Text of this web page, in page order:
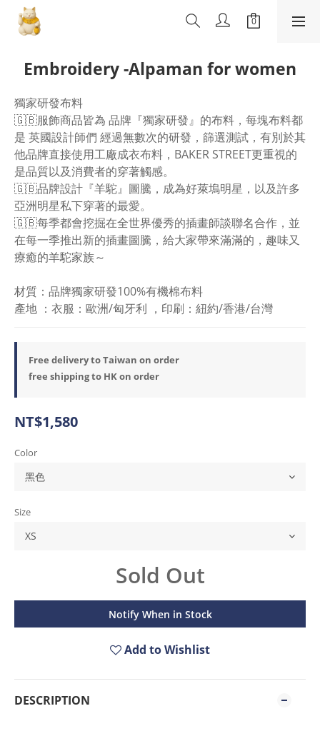
Embroidery -Alpaman for women
獨家研發布料
🇬🇧服飾商品皆為 品牌『獨家研發』的布料，每塊布料都
是 英國設計師們 經過無數次的研發，篩選測試，有別於其
他品牌直接使用工廠成衣布料，BAKER STREET更重視的
是品質以及消費者的穿著觸感。
🇬🇧品牌設計『羊駝』圖騰，成為好萊塢明星，以及許多
亞洲明星私下穿著的最愛。
🇬🇧每季都會挖掘在全世界優秀的插畫師談聯名合作，並
在每一季推出新的插畫圖騰，給大家帶來滿滿的，趣味又
療癒的羊駝家族～
材質：品牌獨家研發100%有機棉布料
產地 ：衣服：歐洲/匈牙利 ，印刷：紐約/香港/台灣
Free delivery to Taiwan on order
free shipping to HK on order
NT$1,580
Color
Size
Sold Out
Notify When in Stock
Add to Wishlist
DESCRIPTION